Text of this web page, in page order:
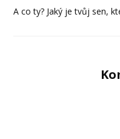
A co ty? Jaký je tvůj sen,